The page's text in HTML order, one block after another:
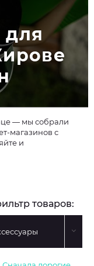
для
— мы собрали
магазинов с
и
товаров: